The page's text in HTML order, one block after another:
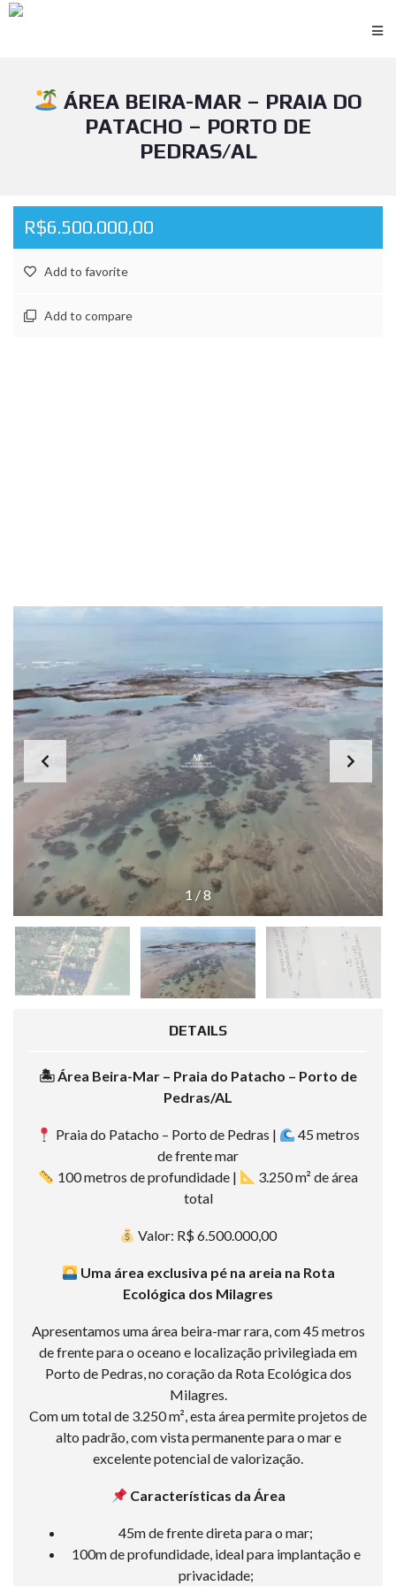
ÁREA BEIRA-MAR – PRAIA DO
PATACHO – PORTO DE
PEDRAS/AL
R$6.500.000,00
Add to favorite
Add to compare
1 /8
DETAILS
🏝️ Área Beira-Mar – Praia do Patacho – Porto de
Pedras/AL
Praia do Patacho – Porto de Pedras |
45 metros
de frente mar
100 metros de profundidade |
3.250 m² de área
total
Valor: R$ 6.500.000,00
Uma área exclusiva pé na areia na Rota
Ecológica dos Milagres
Apresentamos uma área beira-mar rara, com 45 metros
de frente para o oceano e localização privilegiada em
Porto de Pedras, no coração da Rota Ecológica dos
Milagres.
Com um total de 3.250 m², esta área permite projetos de
alto padrão, com vista permanente para o mar e
excelente potencial de valorização.
Características da Área
45m de frente direta para o mar;
100m de profundidade, ideal para implantação e
privacidade;